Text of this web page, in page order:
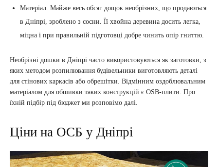
Матеріал. Майже весь обсяг дощок необрізних, що продаються
в Дніпрі, зроблено з сосни. Її хвойна деревина досить легка,
міцна і при правильній підготовці добре чинить опір гниттю.
Необрізні дошки в Дніпрі часто використовуються як заготовки, з
яких методом розпилювання будівельники виготовляють деталі
для стінових каркасів або обрешітки. Відмінним оздоблювальним
матеріалом для обшивки таких конструкцій є OSB-плити. Про
їхній підбір під бюджет ми розповімо далі.
Ціни на ОСБ у Дніпрі